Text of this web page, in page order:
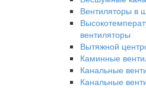
Вентиляторы в
вентиляторы
Вытяжной
Каминные
Канальные
Канальные